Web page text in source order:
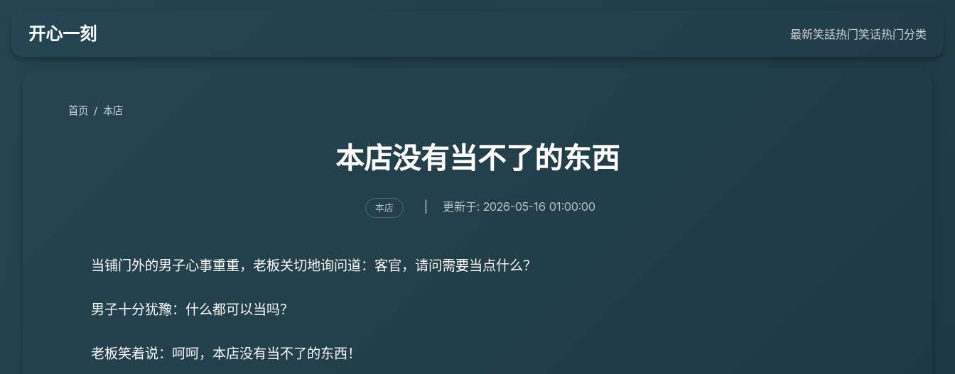
开心一刻 最新笑話热门笑话热门分类
首页 / 本店
本店没有当不了的东西
本店 更新于: 2026-05-16 01:00:00
当铺门外的男子心事重重，老板关切地询问道：客官，请问需要当点什么？
男子十分犹豫：什么都可以当吗？
老板笑着说：呵呵，本店没有当不了的东西！